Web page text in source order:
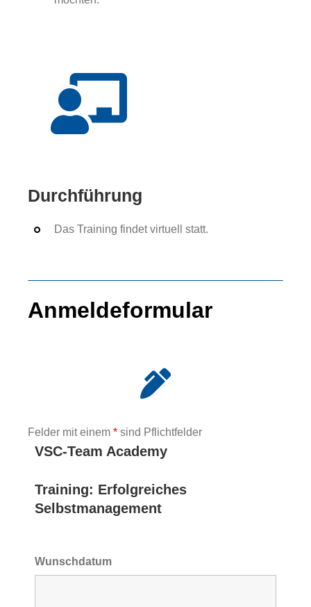
Durchführung
Das Training findet virtuell statt.
Anmeldeformular
Felder mit einem * sind Pflichtfelder
VSC-Team Academy
Training: Erfolgreiches
Selbstmanagement
Wunschdatum